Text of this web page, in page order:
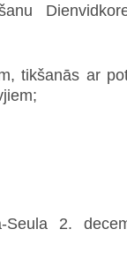
tikšanās ar
Seula 2.